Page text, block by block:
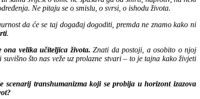
Ne pitaju se o smislu, o svrsi, o ishodu života.
da će se taj događaj dogoditi, premda ne znamo kako ni
.
velika učiteljica života. Znati da postoji, a osobito o njoj
što nas veže uz prolazne stvari – to je tajna kako živjeti
scenarij transhumanizma koji se probija u horizont izazova